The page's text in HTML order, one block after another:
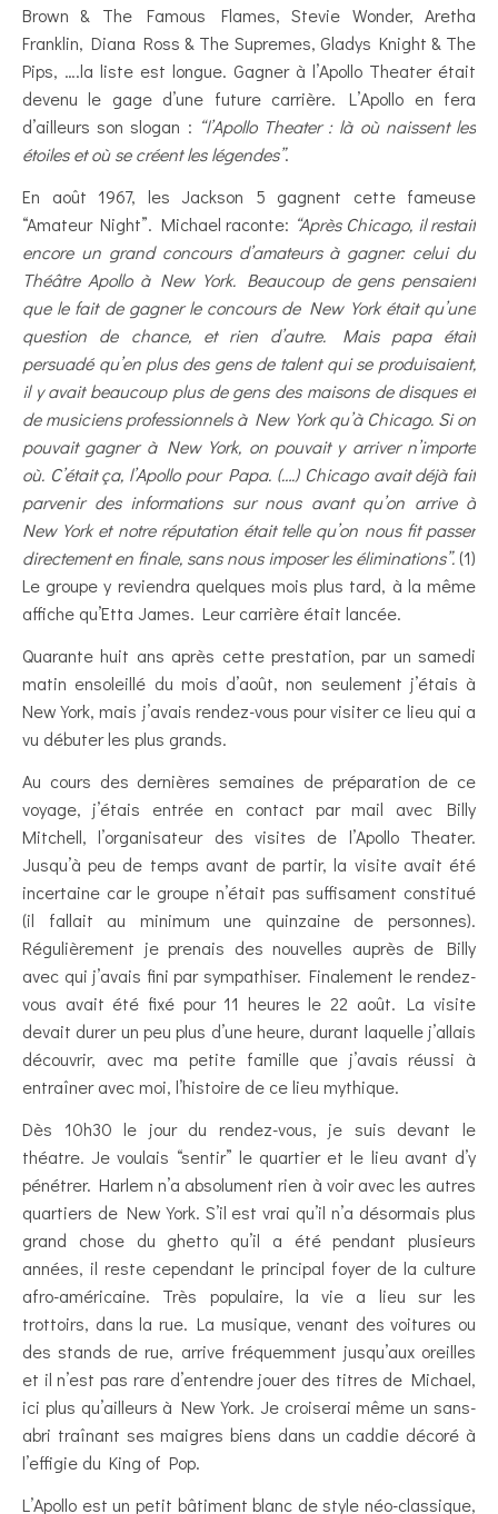
Brown & The Famous Flames, Stevie Wonder, Aretha
Franklin, Diana Ross & The Supremes, Gladys Knight & The
Pips, ….la liste est longue. Gagner à l’Apollo Theater était
devenu le gage d’une future carrière. L’Apollo en fera
d’ailleurs son slogan : “l’Apollo Theater : là où naissent les
étoiles et où se créent les légendes”.
En août 1967, les Jackson 5 gagnent cette fameuse
“Amateur Night”. Michael raconte: “Après Chicago, il restait
encore un grand concours d’amateurs à gagner: celui du
Théâtre Apollo à New York. Beaucoup de gens pensaient
que le fait de gagner le concours de New York était qu’une
question de chance, et rien d’autre. Mais papa était
persuadé qu’en plus des gens de talent qui se produisaient,
il y avait beaucoup plus de gens des maisons de disques et
de musiciens professionnels à New York qu’à Chicago. Si on
pouvait gagner à New York, on pouvait y arriver n’importe
où. C’était ça, l’Apollo pour Papa. (….) Chicago avait déjà fait
parvenir des informations sur nous avant qu’on arrive à
New York et notre réputation était telle qu’on nous fit passer
directement en finale, sans nous imposer les éliminations”.(1)
Le groupe y reviendra quelques mois plus tard, à la même
affiche qu’Etta James. Leur carrière était lancée.
Quarante huit ans après cette prestation, par un samedi
matin ensoleillé du mois d’août, non seulement j’étais à
New York, mais j’avais rendez-vous pour visiter ce lieu qui a
vu débuter les plus grands.
Au cours des dernières semaines de préparation de ce
voyage, j’étais entrée en contact par mail avec Billy
Mitchell, l’organisateur des visites de l’Apollo Theater.
Jusqu’à peu de temps avant de partir, la visite avait été
incertaine car le groupe n’était pas suffisament constitué
(il fallait au minimum une quinzaine de personnes).
Régulièrement je prenais des nouvelles auprès de Billy
avec qui j’avais fini par sympathiser. Finalement le rendez-
vous avait été fixé pour 11 heures le 22 août. La visite
devait durer un peu plus d’une heure, durant laquelle j’allais
découvrir, avec ma petite famille que j’avais réussi à
entraîner avec moi, l’histoire de ce lieu mythique.
Dès 10h30 le jour du rendez-vous, je suis devant le
théatre. Je voulais “sentir” le quartier et le lieu avant d’y
pénétrer. Harlem n’a absolument rien à voir avec les autres
quartiers de New York. S’il est vrai qu’il n’a désormais plus
grand chose du ghetto qu’il a été pendant plusieurs
années, il reste cependant le principal foyer de la culture
afro-américaine. Très populaire, la vie a lieu sur les
trottoirs, dans la rue. La musique, venant des voitures ou
des stands de rue, arrive fréquemment jusqu’aux oreilles
et il n’est pas rare d’entendre jouer des titres de Michael,
ici plus qu’ailleurs à New York. Je croiserai même un sans-
abri traînant ses maigres biens dans un caddie décoré à
l’effigie du King of Pop.
L’Apollo est un petit bâtiment blanc de style néo-classique,